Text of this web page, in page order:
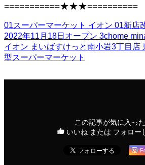
===========★★★==========
01スーパーマーケット イオン 01新店
2022年11月18日オープン 3chome
イオン まいばすけっと南小岩3丁目店
型スーパーマーケット
この記事が気に入っ
いいね または フォロー